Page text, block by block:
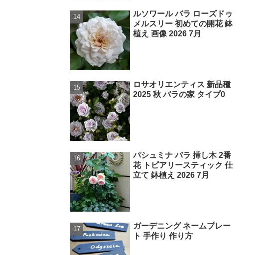
ルソワール バラ ローズドゥ
メルスリー 初めての開花 鉢
植え 画像 2026 7月
ロサオリエンティス 新品種
2025 秋 バラの家 タイプ0
パシュミナ バラ 挿し木 2番
花 トピアリースティック 仕
立て 鉢植え 2026 7月
ガーデニング ネームプレー
ト 手作り 作り方